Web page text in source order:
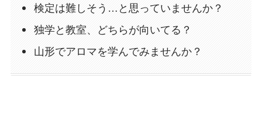
検定は難しそう…と思っていませんか？
独学と教室、どちらが向いてる？
山形でアロマを学んでみませんか？